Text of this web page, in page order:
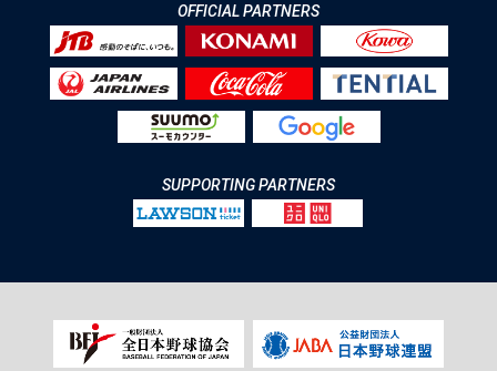
OFFICIAL PARTNERS
SUPPORTING PARTNERS